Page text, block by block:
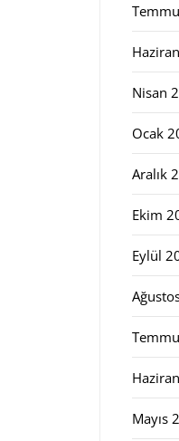
Nisan
Ocak
Aralık
Ekim
Eylül
Mayıs